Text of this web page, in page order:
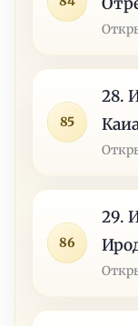
85
28.
86
29.